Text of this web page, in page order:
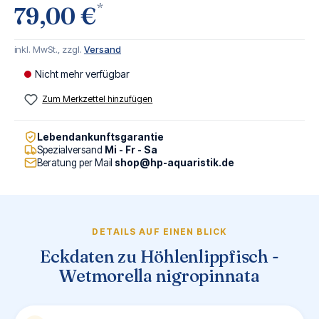
79,00 €*
inkl. MwSt., zzgl. Versand
Nicht mehr verfügbar
Zum Merkzettel hinzufügen
Lebendankunftsgarantie
Spezialversand Mi - Fr - Sa
Beratung per Mail shop@hp-aquaristik.de
DETAILS AUF EINEN BLICK
Eckdaten zu Höhlenlippfisch -
Wetmorella nigropinnata